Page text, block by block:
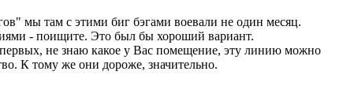
мы там с этими биг бэгами воевали не один месяц.
- поищите. Это был бы хороший вариант.
первых, не знаю какое у Вас помещение, эту линию можно
К тому же они дороже, значительно.